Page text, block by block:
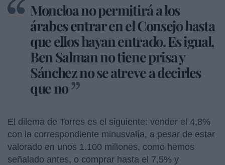
Moncloa no permitirá a los
árabes entrar en el Consejo hasta
que ellos hayan entrado. Es igual,
Ben Salman no tiene prisa y
Sánchez no se atreve a decirles
que no
El dilema de Torres es el siguiente: vender el 4,8%
con la correspondiente minusvalía, a pesar de estar
valorado en unos 1.100 millones, como hemos
señalado antes, o comprar hasta el 7,5% y